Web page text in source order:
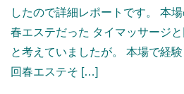
したので詳細レポートです。 本
春エステだった タイマッサージ
と考えていましたが。 本場で経
回春エステそ […]